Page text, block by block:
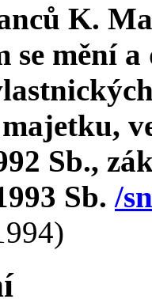
K.
se mění
Sb.,
Sb. /